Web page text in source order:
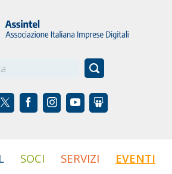
SOCI SERVIZI EVENTI